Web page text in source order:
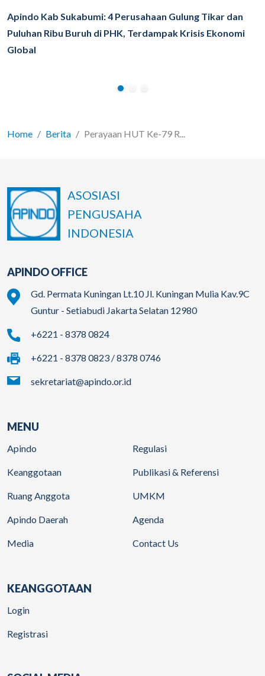
Apindo Kab Sukabumi: 4 Perusahaan Gulung Tikar dan
Puluhan Ribu Buruh di PHK, Terdampak Krisis Ekonomi
Global
Home Berita Perayaan HUT Ke-79 R...
ASOSIASI
PENGUSAHA
INDONESIA
APINDO OFFICE
Gd. Permata Kuningan Lt.10 Jl. Kuningan Mulia Kav.9C
Guntur - Setiabudi Jakarta Selatan 12980
+6221 - 8378 0824
+6221 - 8378 0823 / 8378 0746
sekretariat@apindo.or.id
MENU
Apindo
Keanggotaan
Ruang Anggota
Apindo Daerah
Media
Regulasi
Publikasi & Referensi
UMKM
Agenda
Contact Us
KEANGGOTAAN
Login
Registrasi